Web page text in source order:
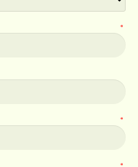
*
*